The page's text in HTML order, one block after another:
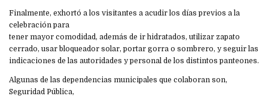
Finalmente, exhortó a los visitantes a acudir los días previos a la
celebración para
tener mayor comodidad, además de ir hidratados, utilizar zapato
cerrado, usar bloqueador solar, portar gorra o sombrero, y seguir las
indicaciones de las autoridades y personal de los distintos panteones.
Algunas de las dependencias municipales que colaboran son,
Seguridad Pública,